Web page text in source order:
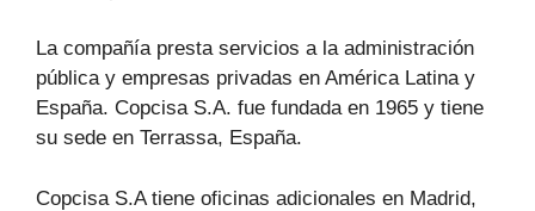
La compañía presta servicios a la administración
pública y empresas privadas en América Latina y
España. Copcisa S.A. fue fundada en 1965 y tiene
su sede en Terrassa, España.
Copcisa S.A tiene oficinas adicionales en Madrid,